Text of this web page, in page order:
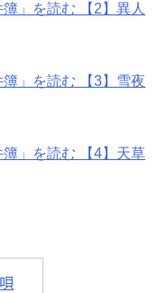
」を読む 【2】異人
」を読む 【3】雪夜
」を読む 【4】天草